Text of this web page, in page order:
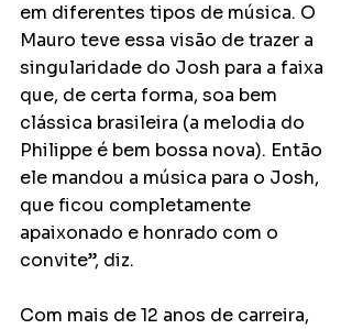
em diferentes tipos de música. O
Mauro teve essa visão de trazer a
singularidade do Josh para a faixa
que, de certa forma, soa bem
clássica brasileira (a melodia do
Philippe é bem bossa nova). Então
ele mandou a música para o Josh,
que ficou completamente
apaixonado e honrado com o
convite”, diz.
Com mais de 12 anos de carreira,